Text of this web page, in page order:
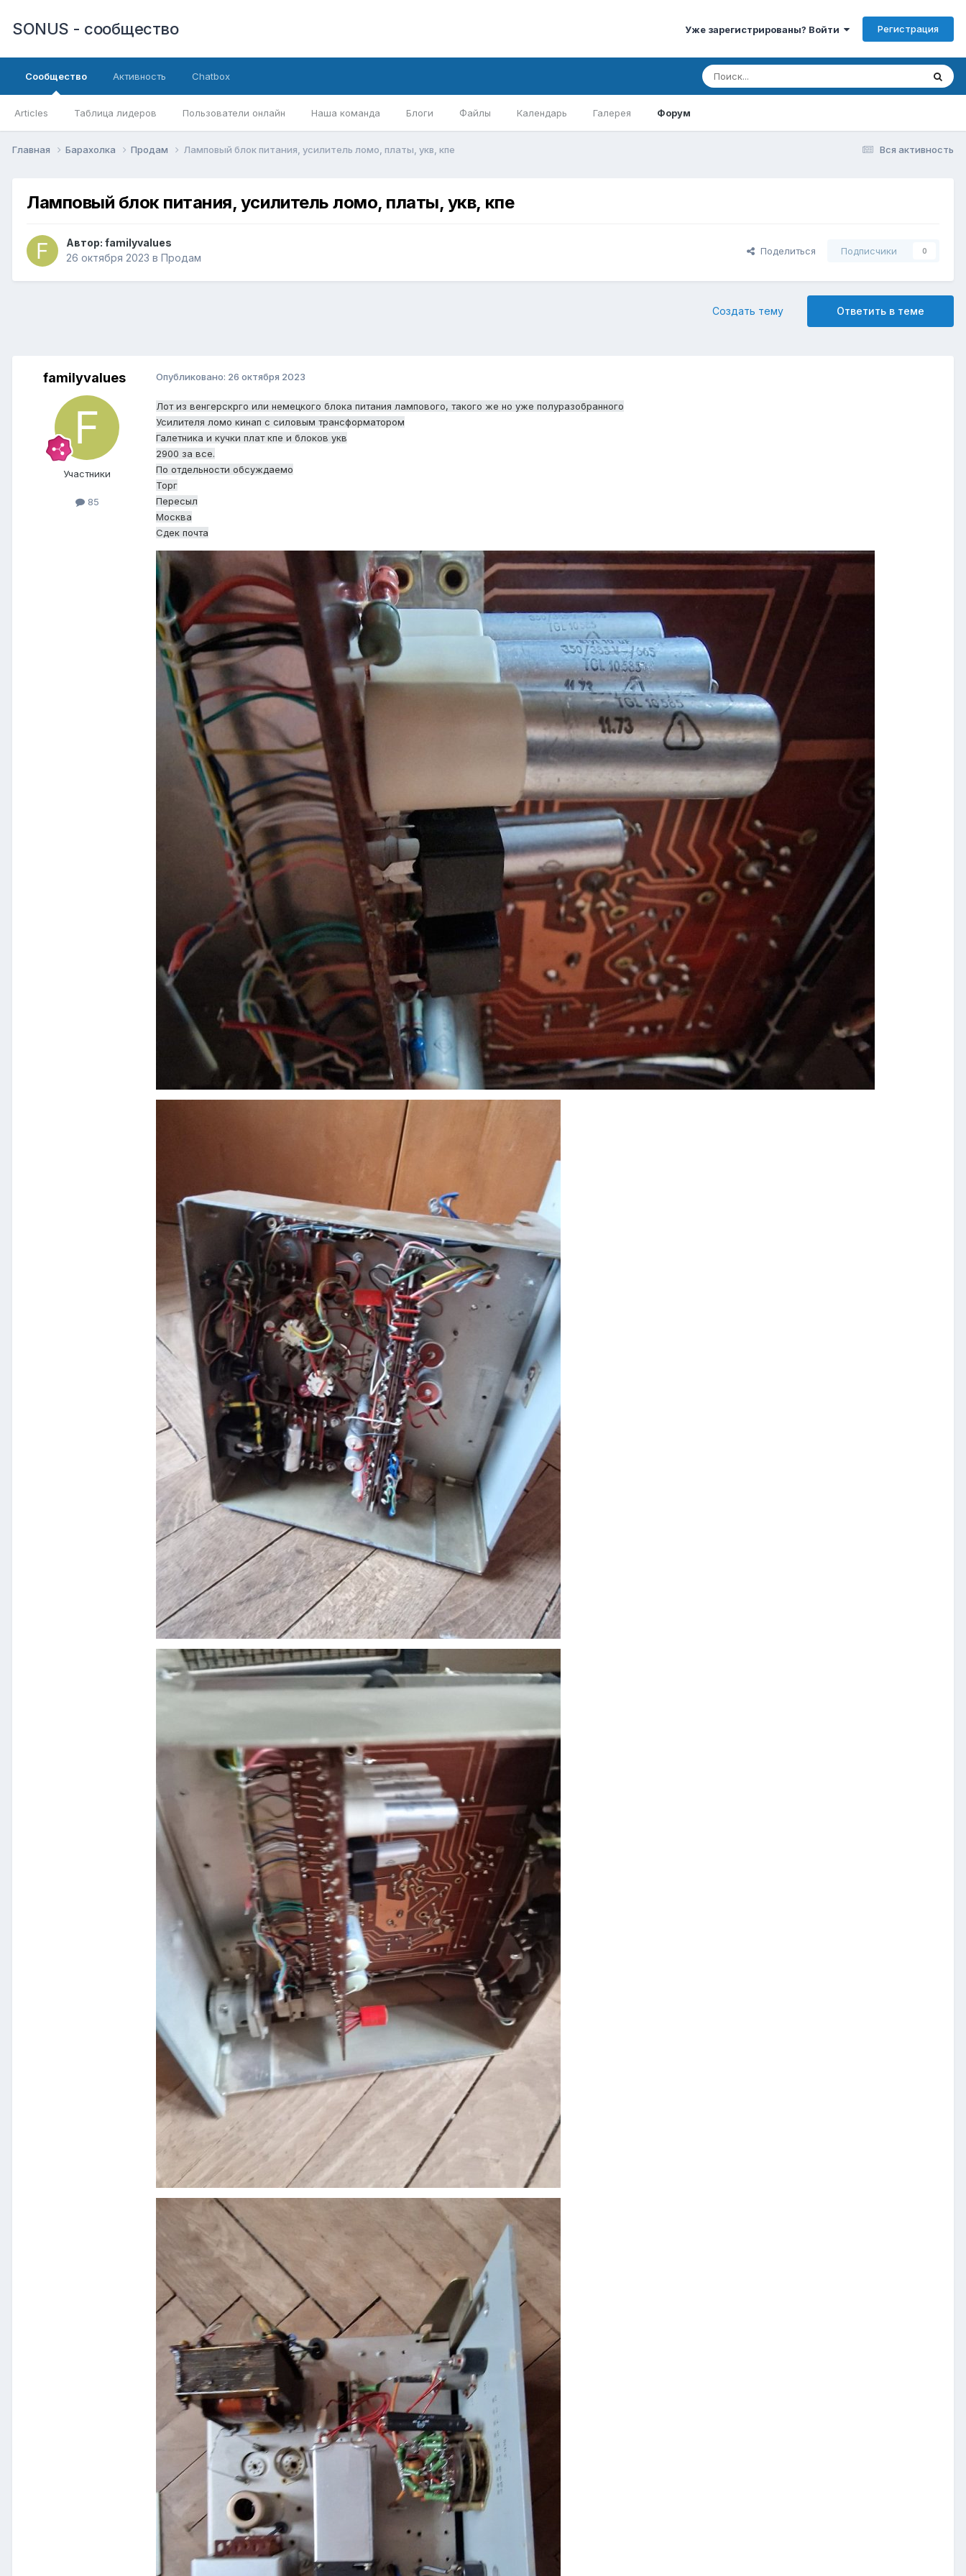
SONUS - сообщество Уже зарегистрированы? Войти Регистрация
Сообщество
Articles Таблица лидеров Пользователи онлайн Наша команда Блоги Файлы Календарь Галерея Форум
Активность Chatbox
Вся активность
Главная Барахолка Продам Ламповый блок питания, усилитель ломо, платы, укв, кпе
Ламповый блок питания, усилитель ломо, платы, укв, кпе
Автор: familyvalues
26 октября 2023 в Продам
Поделиться Подписчики 0
Ответить в теме
Создать тему
familyvalues
Участники
85
Опубликовано: 26 октября 2023
Лот из венгерскрго или немецкого блока питания лампового, такого же но уже полуразобранного
Усилителя ломо кинап с силовым трансформатором
Галетника и кучки плат кпе и блоков укв
2900 за все.
По отдельности обсуждаемо
Торг
Пересыл
Москва
Сдек почта